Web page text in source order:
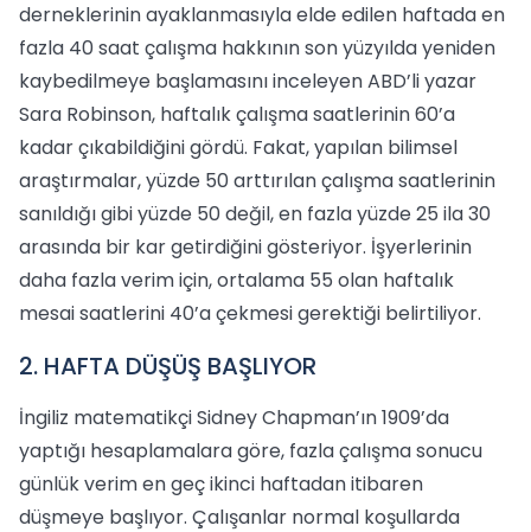
derneklerinin ayaklanmasıyla elde edilen haftada en
fazla 40 saat çalışma hakkının son yüzyılda yeniden
kaybedilmeye başlamasını inceleyen ABD’li yazar
Sara Robinson, haftalık çalışma saatlerinin 60’a
kadar çıkabildiğini gördü. Fakat, yapılan bilimsel
araştırmalar, yüzde 50 arttırılan çalışma saatlerinin
sanıldığı gibi yüzde 50 değil, en fazla yüzde 25 ila 30
arasında bir kar getirdiğini gösteriyor. İşyerlerinin
daha fazla verim için, ortalama 55 olan haftalık
mesai saatlerini 40’a çekmesi gerektiği belirtiliyor.
2. HAFTA DÜŞÜŞ BAŞLIYOR
İngiliz matematikçi Sidney Chapman’ın 1909’da
yaptığı hesaplamalara göre, fazla çalışma sonucu
günlük verim en geç ikinci haftadan itibaren
düşmeye başlıyor. Çalışanlar normal koşullarda